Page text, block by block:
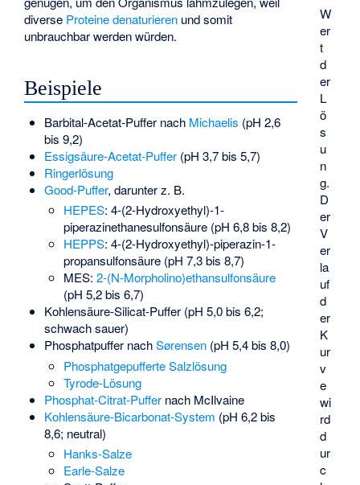
W
er
t
d
er
L
ö
s
u
n
g.
D
er
V
er
la
uf
d
er
K
ur
v
e
wi
rd
d
ur
c
diverse Proteine denaturieren und somit
unbrauchbar werden würden.
Beispiele
Barbital-Acetat-Puffernach Michaelis (pH 2,6
bis 9,2)
Essigsäure-Acetat-Puffer(pH 3,7 bis 5,7)
Ringerlösung
Good-Puffer, darunter z. B.
HEPES: 4-(2-Hydroxyethyl)-1-
piperazinethanesulfonsäure (pH 6,8 bis 8,2)
HEPPS: 4-(2-Hydroxyethyl)-piperazin-1-
propansulfonsäure (pH 7,3 bis 8,7)
MES:2-(N-Morpholino)ethansulfonsäure
(pH 5,2 bis 6,7)
Kohlensäure-Silicat-Puffer (pH 5,0 bis 6,2;
schwach sauer)
PhosphatpuffernachSørensen(pH 5,4 bis 8,0)
Phosphatgepufferte Salzlösung
Tyrode-Lösung
Phosphat-Citrat-Puffernach McIlvaine
Kohlensäure-Bicarbonat-System (pH 6,2 bis
8,6; neutral)
Hanks-Salze
Earle-Salze